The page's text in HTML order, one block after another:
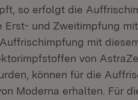
so erfolgt die
Erst- und Zweitimpfung
mit
von
können für die
Moderna erhalten. Für